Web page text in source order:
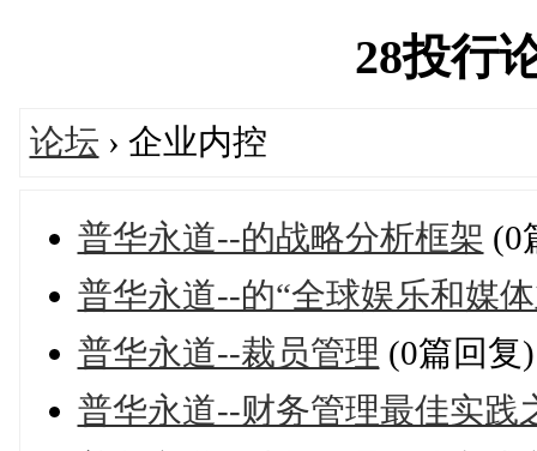
28投行
论坛 › 企业内控
普华永道--的战略分析框架 (0
普华永道--的“全球娱乐和媒
普华永道--裁员管理 (0篇回复)
普华永道--财务管理最佳实践